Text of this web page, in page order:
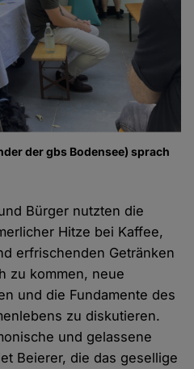
der gbs Bodensee) sprach
Bürger nutzten die
Hitze bei Kaffee,
erfrischenden Getränken
zu kommen, neue
und die Fundamente des
zu diskutieren.
und gelassene
Beierer, die das gesellige